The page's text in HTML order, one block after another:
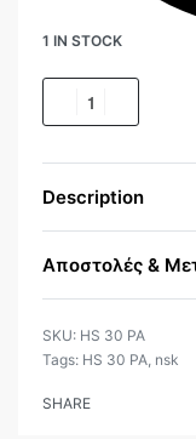
1 IN STOCK
Description
Αποστολές &
HS 30 PA
Tags: HS 30 PA, nsk
SHARE